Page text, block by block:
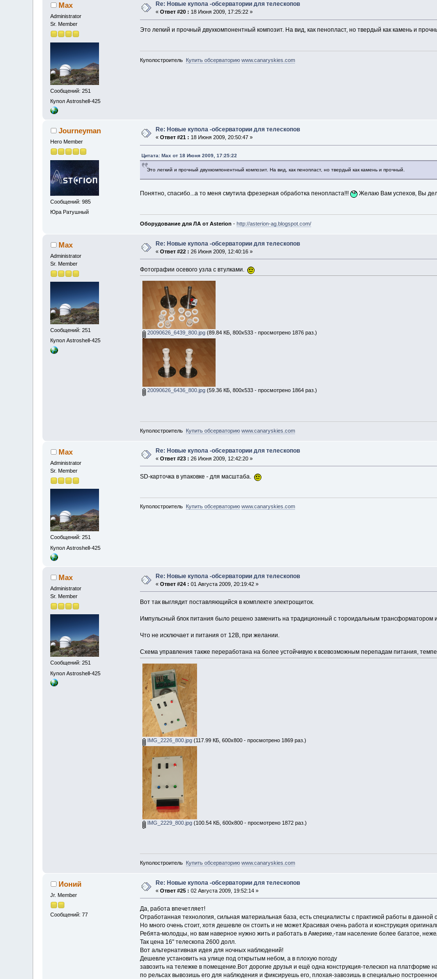
Max
Administrator
Sr. Member
Сообщений: 251
Купол Astroshell-425
Re: Новые купола -обсерватории для телескопов
«Ответ #20 : 18 Июня 2009, 17:25:22 »
Это легкий и прочный двухкомпонентный композит. На вид, как пенопласт, но твердый как камень и
Куполостроитель Купить обсерваторию www.canaryskies.com
Journeyman
Hero Member
Сообщений: 985
Юра Ратушный
Re: Новые купола -обсерватории для телескопов
«Ответ #21 : 18 Июня 2009, 20:50:47 »
Цитата: Max от 18 Июня 2009, 17:25:22
Это легкий и прочный двухкомпонентный композит. На вид, как пенопласт, но твердый как камень и прочный.
Понятно, спасибо...а то меня смутила фрезерная обработка пенопласта!!! Желаю Вам успехов, Вы
Оборудование для ЛА от Asterion - http://asterion-ag.blogspot.com/
Max
Administrator
Sr. Member
Сообщений: 251
Купол Astroshell-425
Re: Новые купола -обсерватории для телескопов
«Ответ #22 : 26 Июня 2009, 12:40:16 »
Фотографии осевого узла с втулками.
20090626_6439_800.jpg (89.84 КБ, 800x533 - просмотрено 1876 раз.)
20090626_6436_800.jpg (59.36 КБ, 800x533 - просмотрено 1864 раз.)
Куполостроитель Купить обсерваторию www.canaryskies.com
Max
Administrator
Sr. Member
Сообщений: 251
Купол Astroshell-425
Re: Новые купола -обсерватории для телескопов
«Ответ #23 : 26 Июня 2009, 12:42:20 »
SD-карточка в упаковке - для масштаба.
Куполостроитель Купить обсерваторию www.canaryskies.com
Max
Administrator
Sr. Member
Сообщений: 251
Купол Astroshell-425
Re: Новые купола -обсерватории для телескопов
«Ответ #24 : 01 Августа 2009, 20:19:42 »
Вот так выглядит поставляющийся в комплекте электрощиток.
Импульсный блок питания было решено заменить на традиционный с тороидальным трансформатором
Что не исключает и питания от 12В, при желании.
Схема управления также переработана на более устойчивую к всевозможным перепадам питания,
IMG_2226_800.jpg (117.99 КБ, 600x800 - просмотрено 1869 раз.)
IMG_2229_800.jpg (100.54 КБ, 600x800 - просмотрено 1872 раз.)
Куполостроитель Купить обсерваторию www.canaryskies.com
Ионий
Jr. Member
Сообщений: 77
Re: Новые купола -обсерватории для телескопов
«Ответ #25 : 02 Августа 2009, 19:52:14 »
Да, работа впечетляет!
Отработанная технология, сильная материальная база, есть специалисты с практикой работы в данной
Но много очень стоит, хотя дешевле он стоить и не может.Красивая очень работа и конструкция
Ребята-молодцы, но вам наверное нужно жить и работать в Америке,-там население более багатое,
Так цена 16" телескопа 2600 долл.
Вот альтернативная идея для ночных наблюдений!
Дешевле установить на улице под открытым небом, а в плохую погоду
завозить на тележке в помещение.Вот дорогие друзья и ещё одна конструкция-телескоп на платформе
по рельсах вывозишь его для наблюдения и фиксируешь его, плохая-завозишь в специально